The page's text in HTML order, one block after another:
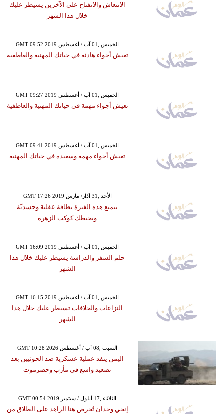
الانتعاش والانفتاح على الآخرين يسيطر عليك
خلال هذا الشهر
GMT 09:52 2019 الخميس ,01 آب / أغسطس
تعيش أجواء هادئة في حياتك المهنية والعاطفية
GMT 09:27 2019 الخميس ,01 آب / أغسطس
تعيش أجواء مهمة في حياتك المهنية والعاطفية
GMT 09:41 2019 الخميس ,01 آب / أغسطس
تعيش أجواء مهمة وسعيدة في حياتك المهنية
GMT 17:26 2019 الأحد ,31 آذار/ مارس
تتمتع هذه الفترة بطاقة عقلية وجسديّة
ويحيطك كوكب الزهرة
GMT 16:09 2019 الخميس ,01 آب / أغسطس
حلم السفر والدراسة يسيطر عليك خلال هذا
الشهر
GMT 16:15 2019 الخميس ,01 آب / أغسطس
النزاعات والخلافات تسيطر عليك خلال هذا
الشهر
GMT 10:28 2026 السبت ,08 آب / أغسطس
اليمن ينفذ عملية عسكرية ضد الحوثيين بعد
تصعيد واسع في مأرب وحضرموت
GMT 00:54 2019 الثلاثاء ,17 أيلول / سبتمبر
إنجي وجدان تُحرض هنا الزاهد على الطلاق من